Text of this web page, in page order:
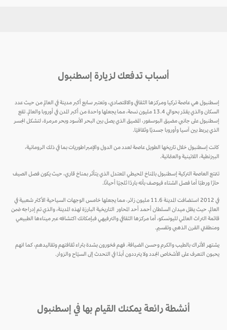
أسباب تدفعك لزيارة إسطنبول
إسطنبول هي عاصمة تركيا ومركزها الثقافي والاقتصادي، وتعتبر سابع أكبر مدينة في العالم من حيث عدد
السكان والذي يقدّر بحوالي 13.4 مليون نسمة، مما يجعلها واحدة من أكبر المدن في أوروبا والعالم. تقع
إسطنبول على جانبي مضيق البوسفور، المضيق الذي يصل بين البحر الأسود وبحر مرمرة، لتشكل الجسر
الذي يربط بين آسيا وأوروبا جسديًا وثقافيًا.
كانت إسطنبول خلال تاريخها الطويل عاصمة لعدد من الدول والإمبراطوريات بما في ذلك الرومانية،
البيزنطية، اللاتينية والعثمانية.
تتمتع العاصمة التركية إسطنبول بالمناخ المحيطي المعتدل الذي يتأثر بمناخ قاري، حيث يكون فصل الصيف
حارًا ورطبًا أما فصل الشتاء فيوصف بأنه باردًا ثلجيًا أحيانًا.
في 2012 استضافت المدينة 11.6 مليون زائر، مما يجعلها خامس الوجهات السياحية الأكثر شعبية في
العالم. حيث يظل ميدان السلطان أحمد أحد المحاور التاريخية البارزة لهذه المدينة، والذي تم إدراجه ضمن
قائمة التراث العالمي لليونسكو، أما مركزها الثقافي والترفيهي فبإمكانك اكتشافه عبر ميناءها الطبيعي
ومنطقتي القرن الذهبي وتقسيم.
يشتهر الأتراك بالطيب والكرم وحسن الضيافة. فهم فخورون بشدة بثراء ثقافتهم وتقاليدهم، كما انهم
يحبون التعرف على الأشخاص الجدد ولا يترددون أبدًا في التحدث إلى السيّاح والزوار.
أنشطة رائعة يمكنك القيام بها في إسطنبول